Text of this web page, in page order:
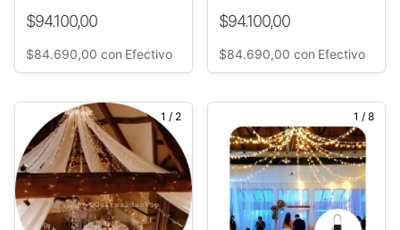
$94.100,00
$84.690,00 con Efectivo
$94.100,00
$84.690,00 con Efectivo
1 / 2 1 / 8